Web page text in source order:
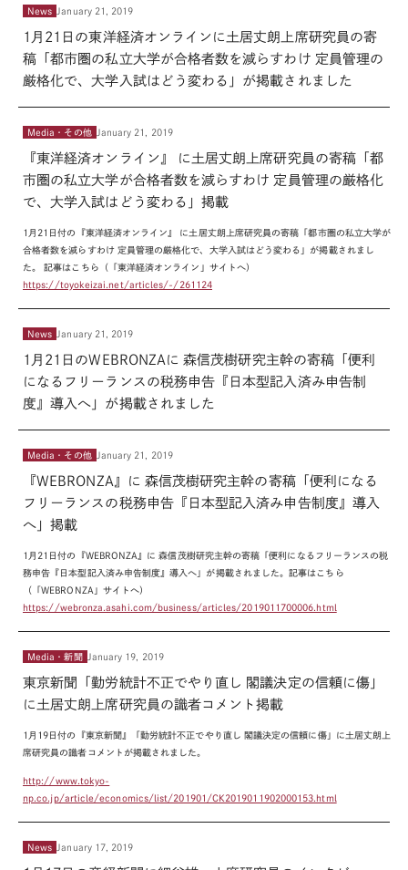
News January 21, 2019
1月21日の東洋経済オンラインに土居丈朗上席研究員の寄
稿「都市圏の私立大学が合格者数を減らすわけ 定員管理の
厳格化で、大学入試はどう変わる」が掲載されました
Media・その他 January 21, 2019
『東洋経済オンライン』 に土居丈朗上席研究員の寄稿「都
市圏の私立大学が合格者数を減らすわけ 定員管理の厳格化
で、大学入試はどう変わる」掲載
1月21日付の『東洋経済オンライン』 に土居丈朗上席研究員の寄稿「都市圏 の私立大学が
合格者数を減らすわけ 定員管理の厳格化で、大学入試はどう変わる」が掲載されまし
た。
記事はこちら（「東洋経済オンライン」サイトへ）
https://toyokeizai.net/articles/-/261124
News January 21, 2019
1月21日のWEBRONZAに 森信茂樹研究主幹の寄稿「便利
になるフリーランスの税務申告『日本型記入済み申告制
度』導入へ」が掲載されました
Media・その他 January 21, 2019
『WEBRONZA』に 森信茂樹研究主幹の寄稿「便利になる
フリーランスの税務申告『日本型記入済み申告制度』導入
へ」掲載
1月21日付の『WEBRONZA』に 森信茂樹研究主幹の寄稿「便利になるフリーラ ンスの税
務申告『日本型記入済み申告制度』導入へ」が掲載されました。記事はこちら
（「WEBRONZA」サイトへ）
https://webronza.asahi.com/business/articles/2019011700006.html
Media・新聞 January 19, 2019
東京新聞「勤労統計不正でやり直し 閣議決定の信頼に傷」
に土居丈朗上席研究員の識者コメント掲載
1月19日付の『東京新聞』「勤労統計不正でやり直し 閣議決定の信頼に傷」
に土居丈朗上
席研究員の識者コメントが掲載されました。
http://www.tokyo-
np.co.jp/article/economics/list/201901/CK2019011902000153.html
News January 17, 2019